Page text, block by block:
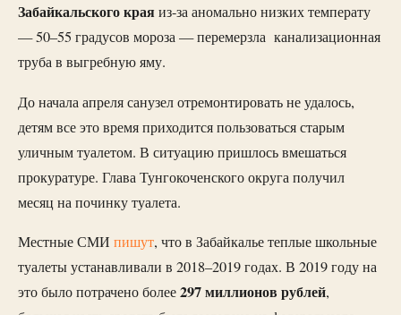
Забайкальскогокраяиз-за аномально низких температу
— 50–55 градусов мороза — перемерзла канализационная
труба в выгребную яму.
До начала апреля санузел отремонтировать не удалось,
детям все это время приходится пользоваться старым
уличным туалетом. В ситуацию пришлось вмешаться
прокуратуре. Глава Тунгокоченского округа получил
месяц на починку туалета.
Местные СМИ пишут, что в Забайкалье теплые школьные
туалеты устанавливали в 2018–2019 годах. В 2019 году на
это было потрачено более297 миллионов рублей,